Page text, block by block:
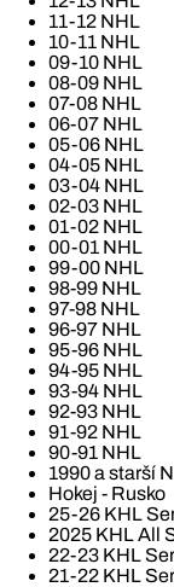
11-12 NHL
10-11 NHL
09-10 NHL
08-09 NHL
07-08 NHL
06-07 NHL
05-06 NHL
04-05 NHL
03-04 NHL
02-03 NHL
01-02 NHL
00-01 NHL
99-00 NHL
98-99 NHL
97-98 NHL
96-97 NHL
95-96 NHL
94-95 NHL
93-94 NHL
92-93 NHL
91-92 NHL
90-91 NHL
1990 a starší
Hokej - Rusko
25-26 KHL
2025 KHL All
22-23 KHL
21-22 KHL